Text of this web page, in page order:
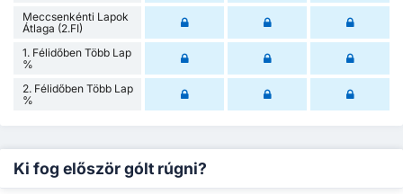
Meccsenkénti Lapok
Átlaga (2.FI)
1. Félidőben Több Lap
%
2. Félidőben Több Lap
%
Ki fog először gólt rúgni?